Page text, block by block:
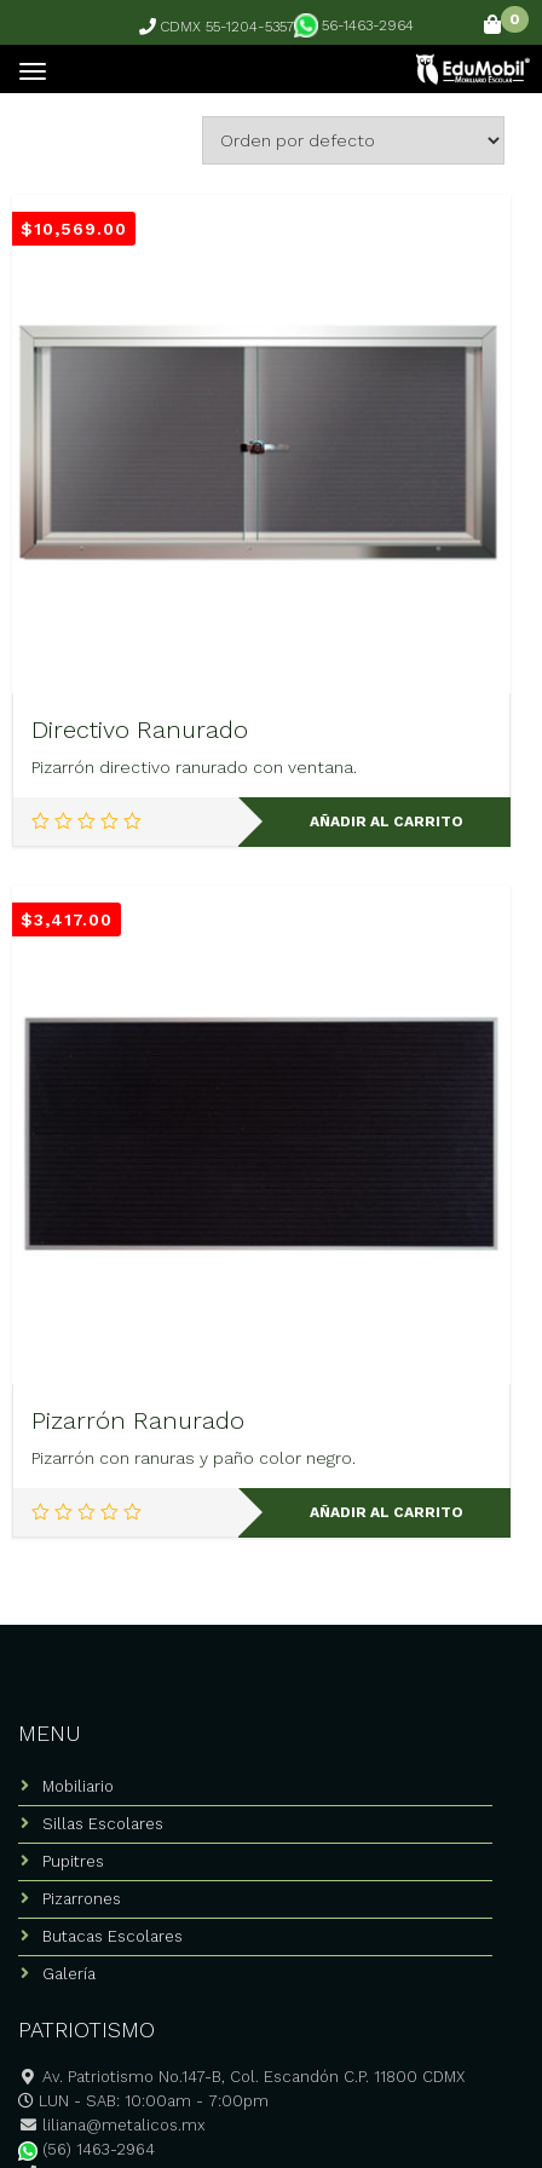
CDMX 55-1204-5357 56-1463-2964 0
$10,569.00
Directivo Ranurado
Pizarrón directivo ranurado con ventana.
AÑADIR AL CARRITO
$3,417.00
Pizarrón Ranurado
Pizarrón con ranuras y paño color negro.
AÑADIR AL CARRITO
MENU
Mobiliario
Sillas Escolares
Pupitres
Pizarrones
Butacas Escolares
Galería
PATRIOTISMO
Av. Patriotismo No.147-B, Col. Escandón C.P. 11800 CDMX
LUN - SAB: 10:00am - 7:00pm
liliana@metalicos.mx
(56) 1463-2964